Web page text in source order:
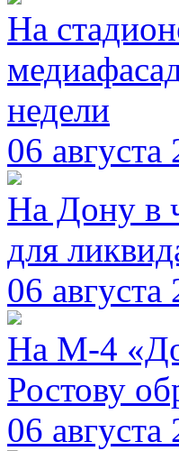
На
недели
06
На Дону в
для
06
На М-4
Ростову
06